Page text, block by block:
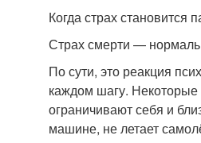
Когда страх становится
Страх смерти —
По сути, это реакция
каждом шагу.
ограничивают себя и
машине, не летает